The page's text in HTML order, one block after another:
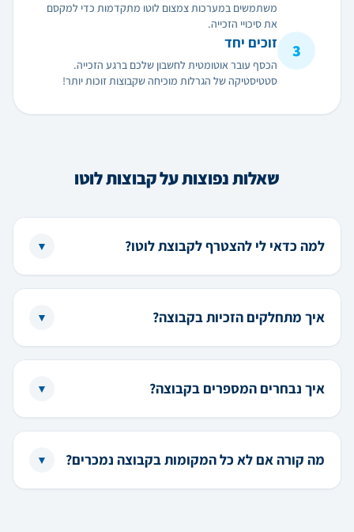
משתמשים במערכות צמצום לוטו מתקדמות כדי למקסם
את סיכויי הזכייה.
3 זוכים יחד
הכסף עובר אוטומטית לחשבון שלכם ברגע הזכייה.
סטטיסטיקה של הגרלות מוכיחה שקבוצות זוכות יותר!
שאלות נפוצות על קבוצות לוטו
למה כדאי לי להצטרף לקבוצת לוטו? ▼
איך מתחלקים הזכיות בקבוצה? ▼
איך נבחרים המספרים בקבוצה? ▼
מה קורה אם לא כל המקומות בקבוצה נמכרים? ▼